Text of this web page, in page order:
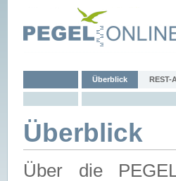
Überblick REST-
Überblick
Über die